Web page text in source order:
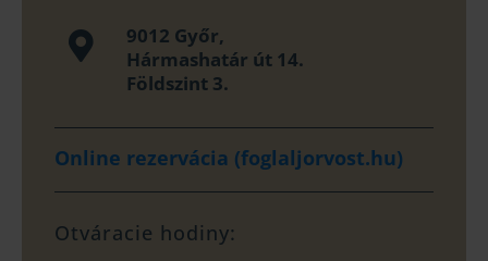

9012 Győr,
Hármashatár út 14.
Földszint 3.
Online rezervácia (foglaljorvost.hu)
Otváracie hodiny: